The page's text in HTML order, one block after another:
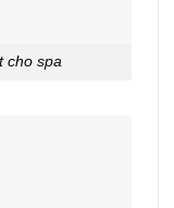
cho spa